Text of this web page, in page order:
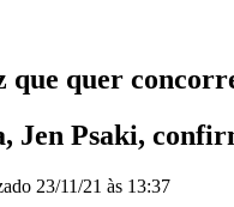
que quer
Jen Psaki,
23/11/21 às 13:37